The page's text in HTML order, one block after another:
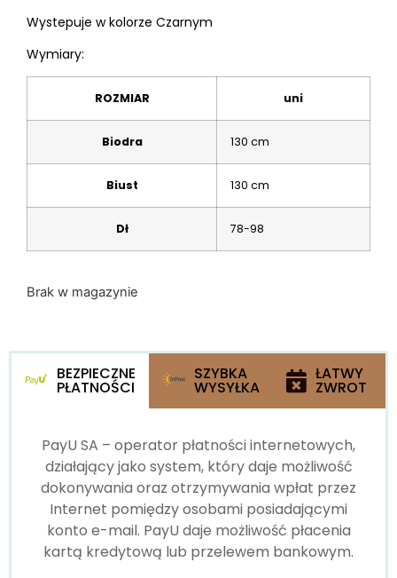
Wystepuje w kolorze Czarnym
Wymiary:
ROZMIAR uni
Biodra 130 cm
Biust 130 cm
Dł 78-98
Brak w magazynie
BEZPIECZNE
PŁATNOŚCI
SZYBKA
WYSYŁKA
ŁATWY
ZWROT
PayU SA – operator płatności internetowych,
działający jako system, który daje możliwość
dokonywania oraz otrzymywania wpłat przez
Internet pomiędzy osobami posiadającymi
konto e-mail. PayU daje możliwość płacenia
kartą kredytową lub przelewem bankowym.